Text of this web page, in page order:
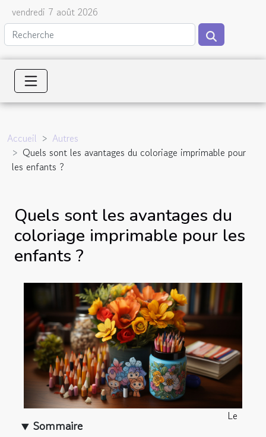
vendredi 7 août 2026
Accueil
Autres
Quels sont les avantages du coloriage imprimable pour
les enfants ?
Quels sont les avantages du
coloriage imprimable pour les
enfants ?
Sommaire
Le